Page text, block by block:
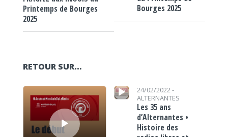
Printemps de Bourges
2025
Bourges 2025
RETOUR SUR…
Lecteur audio
Lecteur audio
24/02/2022 -
ALTERNANTES
Les 35 ans
d’Alternantes •
Histoire des